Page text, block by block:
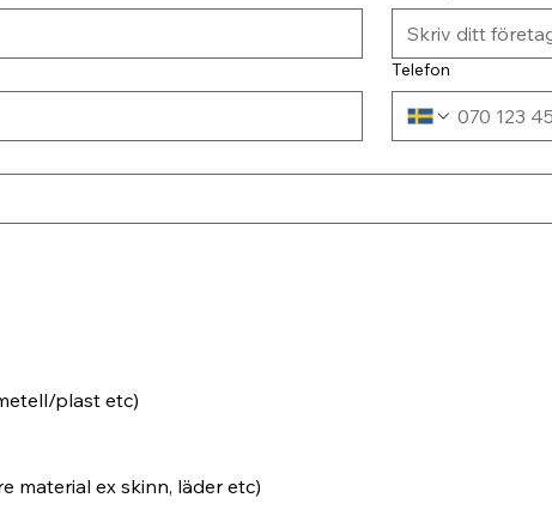
Telefon
plast etc)
material ex skinn, läder etc)